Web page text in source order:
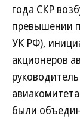
года СКР
превышении
УК РФ),
акционеров
были